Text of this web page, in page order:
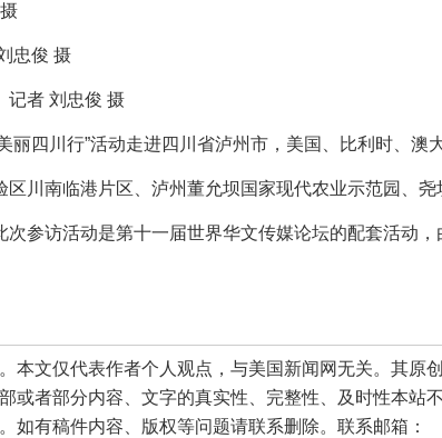
忠俊 摄
记者 刘忠俊 摄
四川行”活动走进四川省泸州市，美国、比利时、澳
川南临港片区、泸州董允坝国家现代农业示范园、尧
参访活动是第十一届世界华文传媒论坛的配套活动，
文仅代表作者个人观点，与美国新闻网无关。其原
或者部分内容、文字的真实性、完整性、及时性本站
有稿件内容、版权等问题请联系删除。联系邮箱：